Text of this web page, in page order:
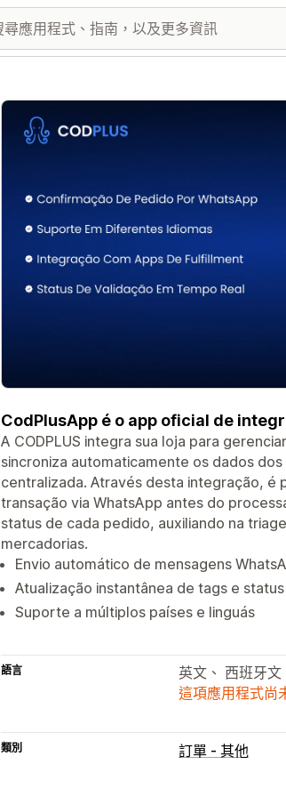
主要圖片圖庫
CodPlusApp é o app oficial de
A CODPLUS integra sua loja para
sincroniza automaticamente os dados
centralizada. Através desta integração, é
transação via WhatsApp antes do
status de cada pedido, auxiliando na
mercadorias.
Envio automático de mensagens
Atualização instantânea de tags e
Suporte a múltiplos países e linguás
語言
英文、 西班牙
這項應用程式尚
類別 訂單 - 其他